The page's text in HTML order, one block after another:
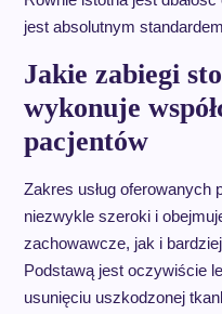
jest absolutnym
Jakie zabiegi
wykonuje
pacjentów
Zakres usług oferowanych
niezwykle szeroki i
zachowawcze, jak i
Podstawą jest oczywiście
usunięciu uszkodzonej